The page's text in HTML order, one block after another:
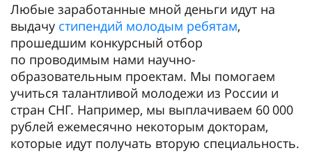
Любые заработанные мной деньги идут на
выдачу стипендий молодым ребятам,
прошедшим конкурсный отбор
по проводимым нами научно-
образовательным проектам. Мы помогаем
учиться талантливой молодежи из России и
стран СНГ. Например, мы выплачиваем 60 000
рублей ежемесячно некоторым докторам,
которые идут получать вторую специальность.